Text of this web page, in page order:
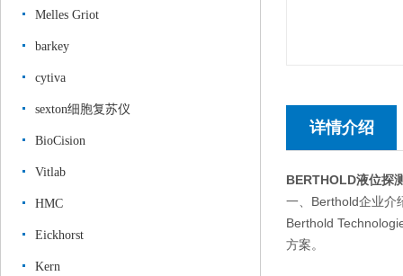
Melles Griot
barkey
cytiva
sexton细胞复苏仪
BioCision
Vitlab
HMC
Eickhorst
Kern
详情介绍
BERTHOLD液位探
一、Berthold企业介
Berthold
方案。